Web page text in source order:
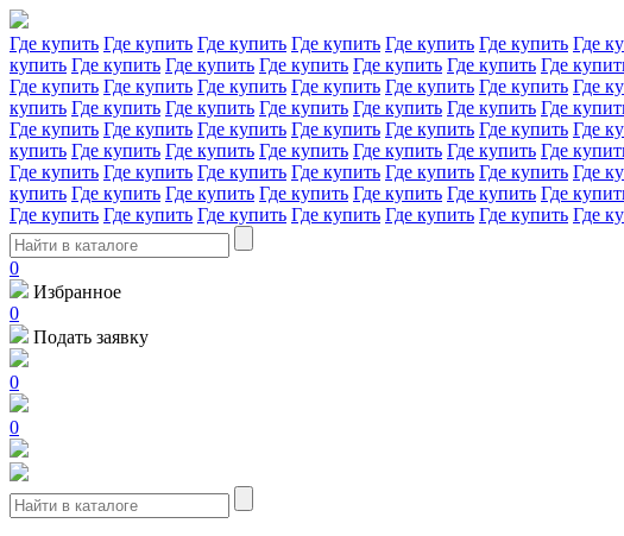
Где купить Где купить Где купить Где купить Где купить Где купить Где
купить Где купить Где купить Где купить Где купить Где купить Где
Где купить Где купить Где купить Где купить Где купить Где купить Где
купить Где купить Где купить Где купить Где купить Где купить Где
Где купить Где купить Где купить Где купить Где купить Где купить Где
купить Где купить Где купить Где купить Где купить Где купить Где
Где купить Где купить Где купить Где купить Где купить Где купить Где
купить Где купить Где купить Где купить Где купить Где купить Где
Где купить Где купить Где купить Где купить Где купить Где купить Где
0
Избранное
0
Подать заявку
0
0